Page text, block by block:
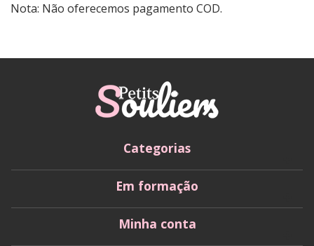
Nota: Não oferecemos pagamento COD.
Categorias
Em formação
Minha conta